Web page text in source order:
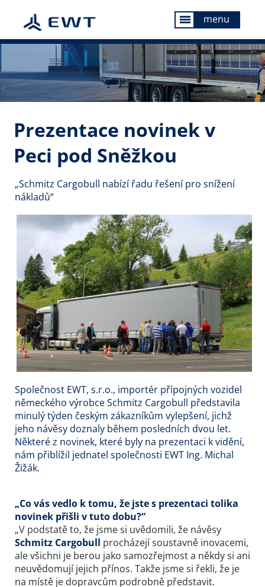
menu menu
Prezentace novinek v
Peci pod Sněžkou
„Schmitz Cargobull nabízí řadu řešení pro snížení
nákladů“
Společnost EWT, s.r.o., importér přípojných vozidel
německého výrobce Schmitz Cargobull představila
minulý týden českým zákazníkům vylepšení, jichž
jeho návěsy doznaly během posledních dvou let.
Některé z novinek, které byly na prezentaci k vidění,
nám přiblížil jednatel společnosti EWT Ing. Michal
Žižák.
„Co vás vedlo k tomu, že jste s prezentaci tolika
novinek přišli v tuto dobu?“
„V podstatě to, že jsme si uvědomili, že návěsy
Schmitz Cargobull procházejí soustavně inovacemi,
ale všichni je berou jako samozřejmost a někdy si ani
neuvědomují jejich přínos. Takže jsme si řekli, že je
na místě je dopravcům podrobně představit.